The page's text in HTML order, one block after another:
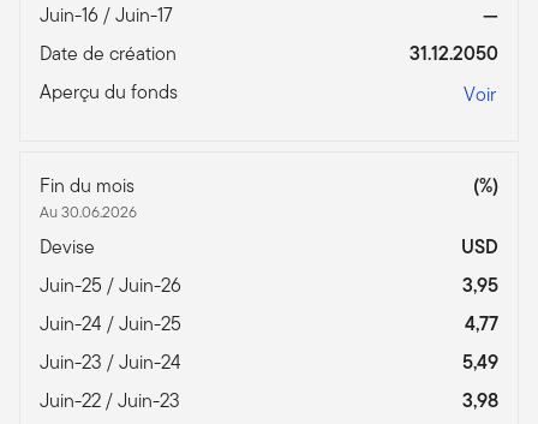
Juin-16 / Juin-17
—
Date de création
31.12.2050
Aperçu du fonds
Voir
Fin du mois
Au 30.06.2026
(%)
Devise
USD
Juin-25 / Juin-26
3,95
Juin-24 / Juin-25
4,77
Juin-23 / Juin-24
5,49
Juin-22 / Juin-23
3,98